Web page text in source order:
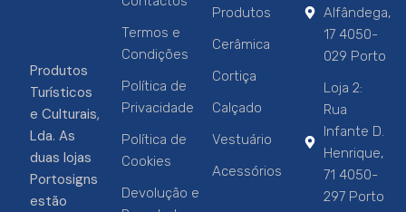
Produtos
Turísticos
e Culturais,
Lda. As
duas lojas
Portosigns
estão
Termos e
Condições
Política de
Privacidade
Política de
Cookies
Devolução e
Produtos
Cerâmica
Cortiça
Calçado
Vestuário
Acessórios
Alfândega,
17 4050-
029 Porto
Loja 2:
Rua
Infante D.
Henrique,
71 4050-
297 Porto